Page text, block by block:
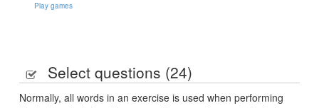
Play games
Select questions (24)
Normally, all words in an exercise is used when performing